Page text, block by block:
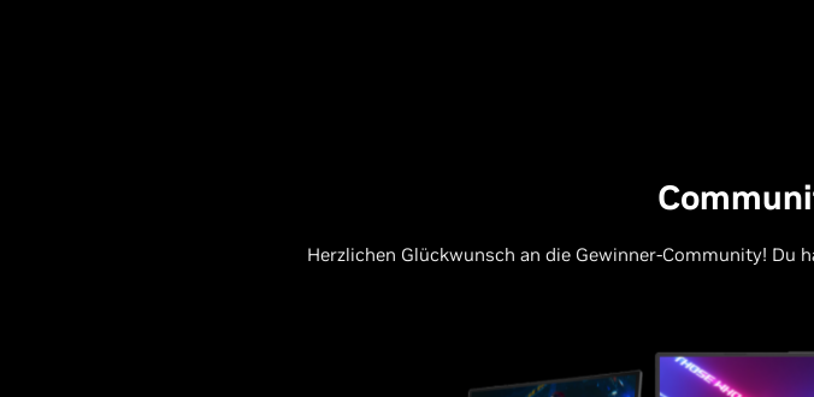
Herzlichen Glückwunsch an die Gewinner-Community! Du